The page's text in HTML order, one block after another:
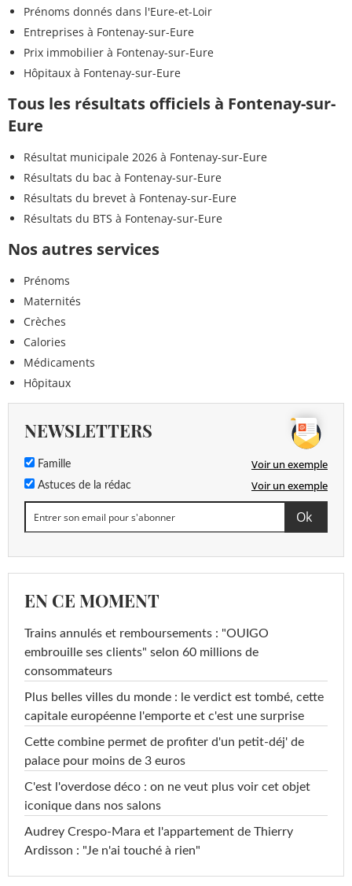
Prénoms donnés dans l'Eure-et-Loir
Entreprises à Fontenay-sur-Eure
Prix immobilier à Fontenay-sur-Eure
Hôpitaux à Fontenay-sur-Eure
Tous les résultats officiels à Fontenay-sur-
Eure
Résultat municipale 2026 à Fontenay-sur-Eure
Résultats du bac à Fontenay-sur-Eure
Résultats du brevet à Fontenay-sur-Eure
Résultats du BTS à Fontenay-sur-Eure
Nos autres services
Prénoms
Maternités
Crèches
Calories
Médicaments
Hôpitaux
NEWSLETTERS
Famille Voir un exemple
Astuces de la rédac Voir un exemple
EN CE MOMENT
Trains annulés et remboursements : "OUIGO
embrouille ses clients" selon 60 millions de
consommateurs
Plus belles villes du monde : le verdict est tombé, cette
capitale européenne l'emporte et c'est une surprise
Cette combine permet de profiter d'un petit-déj' de
palace pour moins de 3 euros
C'est l'overdose déco : on ne veut plus voir cet objet
iconique dans nos salons
Audrey Crespo-Mara et l'appartement de Thierry
Ardisson : "Je n'ai touché à rien"